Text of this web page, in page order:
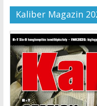
Kaliber Magazin